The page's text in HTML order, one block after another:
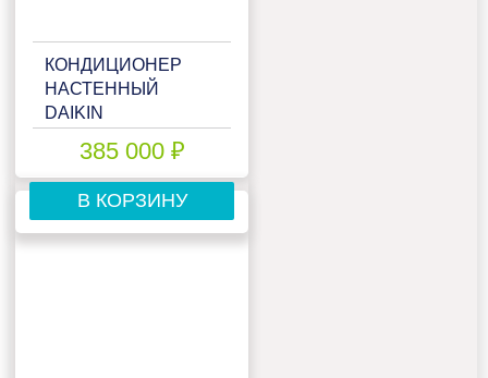
КОНДИЦИОНЕР
НАСТЕННЫЙ
DAIKIN
385 000 ₽
В КОРЗИНУ